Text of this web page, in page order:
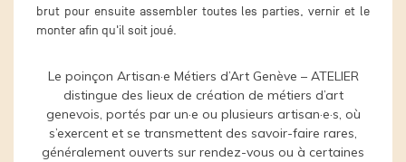
brut pour ensuite assembler toutes les parties, vernir et le
monter afin qu'il soit joué.
Le poinçon Artisan·e Métiers d’Art Genève – ATELIER
distingue des lieux de création de métiers d’art
genevois, portés par un·e ou plusieurs artisan·e·s, où
s’exercent et se transmettent des savoir-faire rares,
généralement ouverts sur rendez-vous ou à certaines